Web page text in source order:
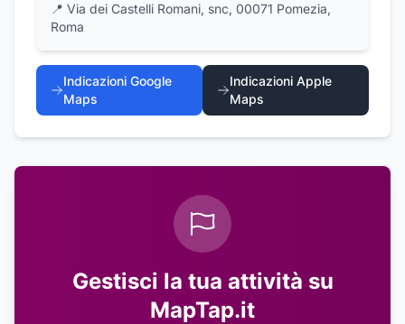
📍 Via dei Castelli Romani, snc, 00071 Pomezia,
Roma
Indicazioni Google
Maps
Indicazioni Apple
Maps
Gestisci la tua attività su
MapTap.it